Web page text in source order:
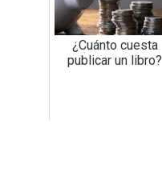
¿Cuánto cuesta
publicar un libro?